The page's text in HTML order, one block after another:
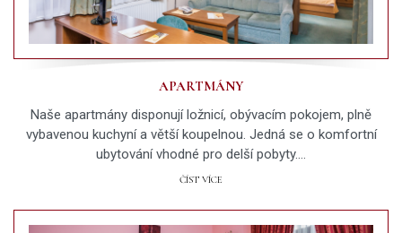
APARTMÁNY
Naše apartmány disponují ložnicí, obývacím pokojem, plně
vybavenou kuchyní a větší koupelnou. Jedná se o komfortní
ubytování vhodné pro delší pobyty.…
ČÍST VÍCE